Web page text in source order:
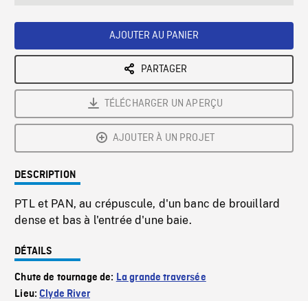
AJOUTER AU PANIER
PARTAGER
TÉLÉCHARGER UN APERÇU
AJOUTER À UN PROJET
DESCRIPTION
PTL et PAN, au crépuscule, d'un banc de brouillard
dense et bas à l'entrée d'une baie.
DÉTAILS
Chute de tournage de: La grande traversée
Lieu:Clyde River